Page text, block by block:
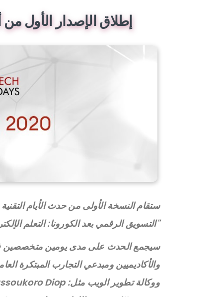
إطلاق الإصدار الأول من
"التسويق الرقمي بعد الكورونا: التعلم
سيجمع الحدث على مدى يومين متخصصين في
والأكاديميين ومبدعي التجارب المبتكرة